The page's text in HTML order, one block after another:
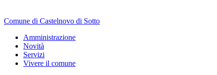
Comune di Castelnovo di Sotto
Amministrazione
Novità
Servizi
Vivere il comune